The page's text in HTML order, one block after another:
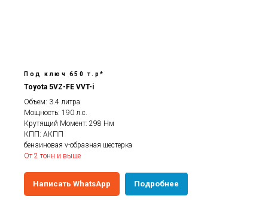
Под ключ 650 т.р*
Toyota 5VZ-FE VVT-i
Объем: 3.4 литра
Мощность: 190 л.с.
Крутящий Момент: 298 Нм
КПП: АКПП
бензиновая v-образная шестерка
От 2 тонн и выше
Написать WhatsApp Подробнее